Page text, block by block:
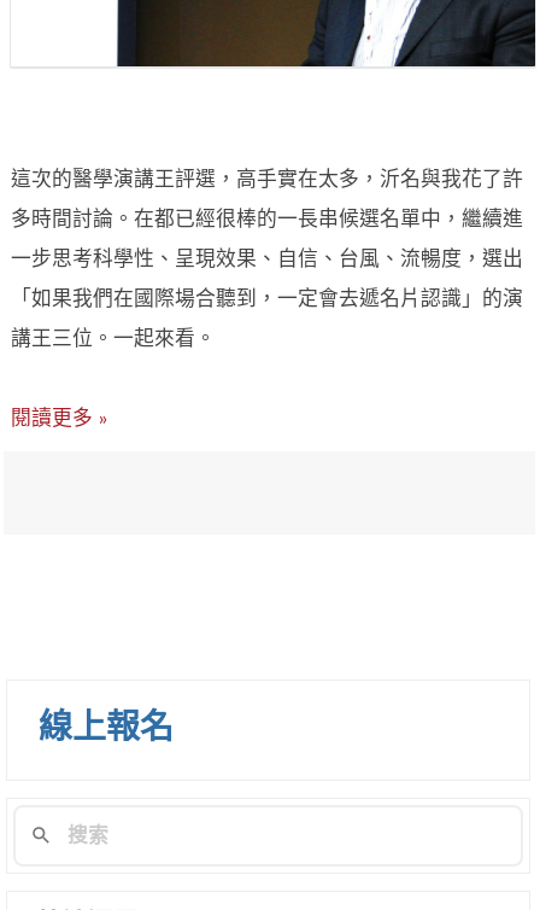
這次的醫學演講王評選，高手實在太多，沂名與我花了許
多時間討論。在都已經很棒的一長串候選名單中，繼續進
一步思考科學性、呈現效果、自信、台風、流暢度，選出
「如果我們在國際場合聽到，一定會去遞名片認識」的演
講王三位。一起來看。
閱讀更多 »
線上報名